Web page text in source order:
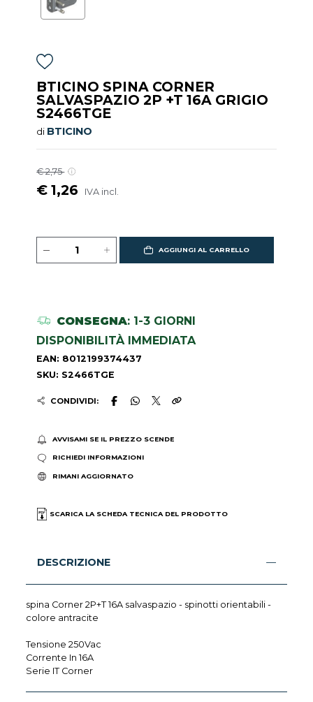
BTICINO SPINA CORNER
SALVASPAZIO 2P +T 16A GRIGIO
S2466TGE
di BTICINO
€ 2,75
€ 1,26 IVA incl.
AGGIUNGI AL CARRELLO
CONSEGNA: 1-3 GIORNI
DISPONIBILITÀ IMMEDIATA
EAN: 8012199374437
SKU: S2466TGE
CONDIVIDI:
AVVISAMI SE IL PREZZO SCENDE
RICHIEDI INFORMAZIONI
RIMANI AGGIORNATO
SCARICA LA SCHEDA TECNICA DEL PRODOTTO
DESCRIZIONE
spina Corner 2P+T 16A salvaspazio - spinotti orientabili -
colore antracite
Tensione 250Vac
Corrente In 16A
Serie IT Corner